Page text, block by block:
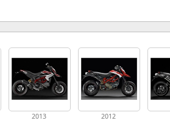
2013 2012